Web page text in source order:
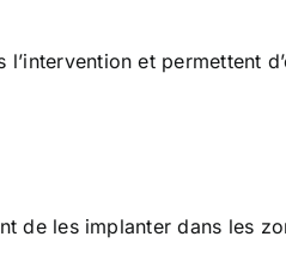
et permettent
de les implanter dans les